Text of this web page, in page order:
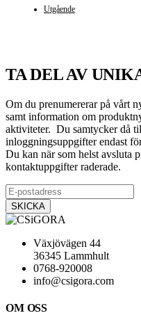
Utgående
TA DEL AV
Om du prenumererar på vårt
samt information om
aktiviteter. Du samtycker då
inloggningsuppgifter endast
Du kan när som helst avsluta
kontaktuppgifter raderade.
Växjövägen 44
36345 Lammhult
0768-920008
info@csigora.com
OM OSS